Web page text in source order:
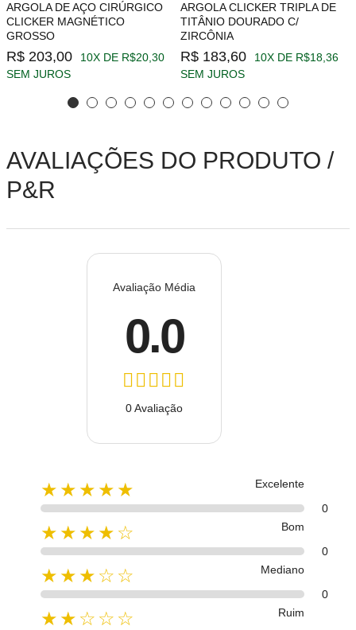
ARGOLA DE AÇO CIRÚRGICO
CLICKER MAGNÉTICO
GROSSO
R$ 203,00
10X DE R$20,30
SEM JUROS
ARGOLA CLICKER TRIPLA DE
TITÂNIO DOURADO C/
ZIRCÔNIA
R$ 183,60
10X DE R$18,36
SEM JUROS
AVALIAÇÕES DO PRODUTO /
P&R
Avaliação Média
0.0
0 Avaliação
★★★★★
Excelente
0
★★★★☆
Bom
0
★★★☆☆
Mediano
0
★★☆☆☆
Ruim